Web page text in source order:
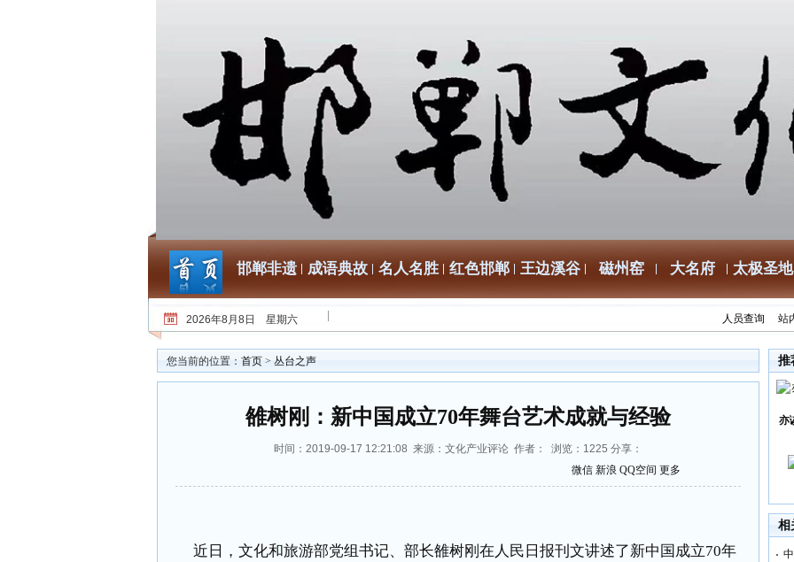
邯郸非遗 成语典故 名人名胜 红色邯郸 王边溪谷 磁州窑 大名府 太极圣地
2026年8月8日 星期六 人员查询 站
您当前的位置： 首页 > 丛台之声
雒树刚：新中国成立70年舞台艺术成就与经验
时间：2019-09-17 12:21:08 来源：文化产业评论 作者： 浏览： 1225 分享：
微信 新浪 QQ空间 更多
近日，文化和旅游部党组书记、部长雒树刚在人民日报刊文讲述了新中国成立70年
推
亦
相